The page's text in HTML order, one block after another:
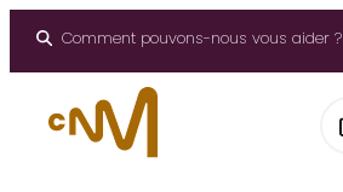
Panneau de gestion des cookies
Comment pouvons-nous vous aider ?